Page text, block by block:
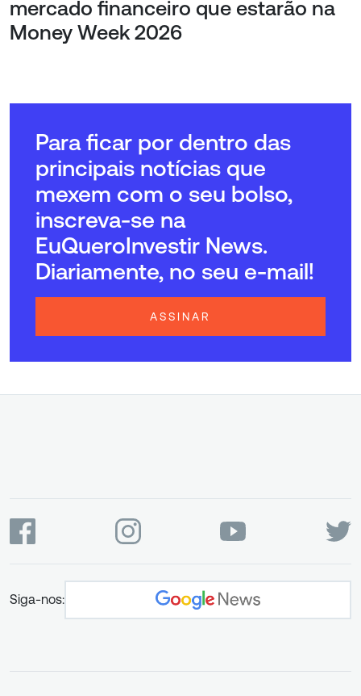
mercado financeiro que estarão na
Money Week 2026
Para ficar por dentro das
principais notícias que
mexem com o seu bolso,
inscreva-se na
EuQueroInvestir News.
Diariamente, no seu e-mail!
ASSINAR
Siga-nos: